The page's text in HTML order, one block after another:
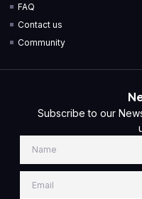
FAQ
Contact us
Community
Subscribe to our